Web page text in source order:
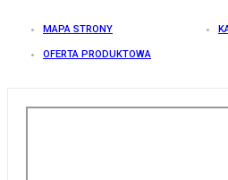
MAPA STRONY
OFERTA PRODUKTOWA